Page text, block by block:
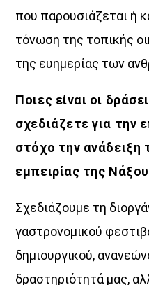
που παρουσιάζεται ή
τόνωση της τοπικής
της ευημερίας των
Ποιες είναι οι
σχεδιάζετε για την
στόχο την ανάδειξη
εμπειρίας της
Σχεδιάζουμε τη
γαστρονομικού
δημιουργικού,
δραστηριότητά μας,